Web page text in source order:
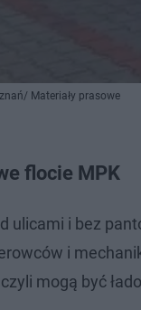
Materiały prasowe
flocie MPK
ulicami i bez
i
mogą być